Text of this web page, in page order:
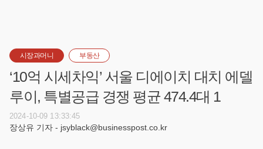
시장과머니 부동산
‘10억 시세차익’ 서울 디에이치 대치 에델
루이, 특별공급 경쟁 평균 474.4대 1
2024-10-09 13:33:45
장상유 기자 - jsyblack@businesspost.co.kr